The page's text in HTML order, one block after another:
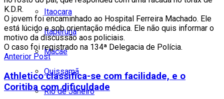
Itaocara
Itaperuna
Macaé
Quissamã
Rio de Janeiro
K.D.R.
O jovem foi encaminhado ao Hospital Ferreira Machado. Ele
está lúcido e sob orientação médica. Ele não quis informar o
motivo da discussão aos policiais.
O caso foi registrado na 134ª Delegacia de Polícia.
Anterior Post
Athletico classifica-se com facilidade, e o
Coritiba com dificuldade